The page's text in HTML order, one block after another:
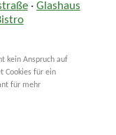
· Glashaus
kein Anspruch auf
Cookies für ein
für mehr